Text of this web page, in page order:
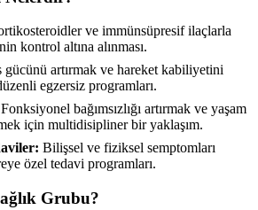
ve immünsüpresif ilaçlarla
kontrol altına alınması.
gücünü artırmak ve hareket kabiliyetini
egzersiz programları.
Fonksiyonel bağımsızlığı artırmak ve yaşam
için multidisipliner bir yaklaşım.
Bilişsel ve fiziksel semptomları
özel tedavi programları.
Grubu?